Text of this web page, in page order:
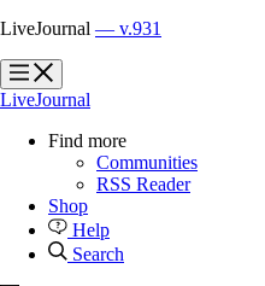
LiveJournal — v.931
?
?
LiveJournal
Find more
Communities
RSS Reader
Shop
Help
Search